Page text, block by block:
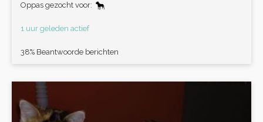
Oppas gezocht voor:
1 uur geleden actief
38% Beantwoorde berichten